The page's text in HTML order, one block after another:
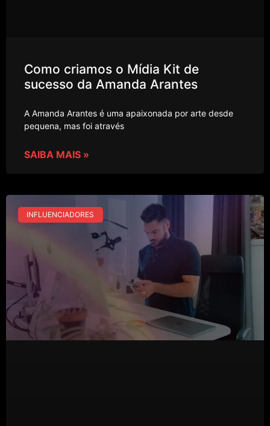
Como criamos o Mídia Kit de
sucesso da Amanda Arantes
A Amanda Arantes é uma apaixonada por arte desde
pequena, mas foi através
SAIBA MAIS »
INFLUENCIADORES